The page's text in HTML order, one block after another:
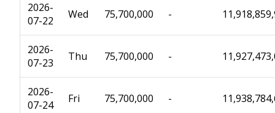
2026-
07-22
Wed 75,700,000 -
2026-
07-23
Thu 75,700,000 -
2026-
07-24
Fri 75,700,000 -